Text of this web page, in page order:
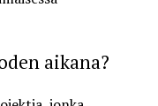
aikana?